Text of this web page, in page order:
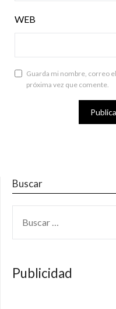
WEB
Guarda mi nombre, correo
próxima vez que comente.
Buscar
Publicidad